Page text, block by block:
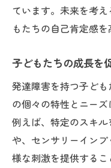
ています。未来を考
もたちの自己肯定感
子どもたちの成長を
発達障害を持つ子ど
の個々の特性とニーズ
例えば、特定のスキ
や、センサリーイン
様な刺激を提供する